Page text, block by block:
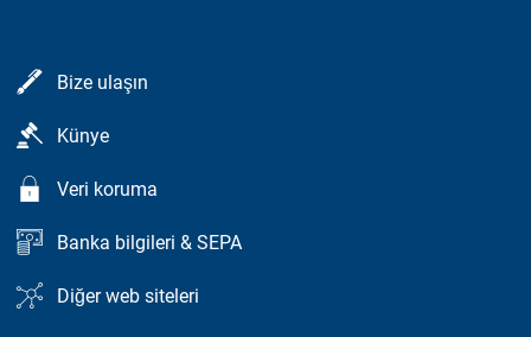
Bize ulaşın
Künye
Veri koruma
Banka bilgileri & SEPA
Diğer web siteleri